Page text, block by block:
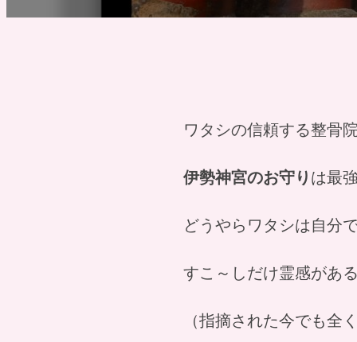
ワタシの信頼する整骨
伊勢神宮のお守り は最
どうやらワタシは自分
すこ～しだけ霊感があ
（指摘された今でも全